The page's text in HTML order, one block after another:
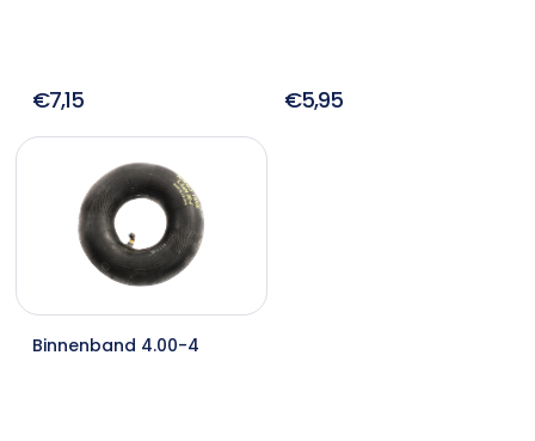
€7,15 €5,95
Binnenband 4.00-4